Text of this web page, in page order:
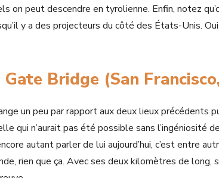
on peut descendre en tyrolienne. Enfin, notez
y a des projecteurs du côté des États-Unis.
Gate Bridge (San
un peu par rapport aux deux lieux précédents
qui n’aurait pas été possible sans l’ingéniosité
autant parler de lui aujourd’hui, c’est entre
rien que ça. Avec ses deux kilomètres de long,